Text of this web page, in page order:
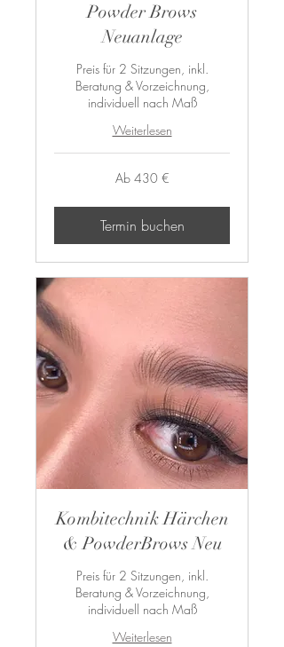
Powder Brows
Neuanlage
Preis für 2 Sitzungen, inkl.
Beratung & Vorzeichnung,
individuell nach Maß
Weiterlesen
Ab 430 €
Termin buchen
Kombitechnik Härchen
& PowderBrows Neu
Preis für 2 Sitzungen, inkl.
Beratung & Vorzeichnung,
individuell nach Maß
Weiterlesen